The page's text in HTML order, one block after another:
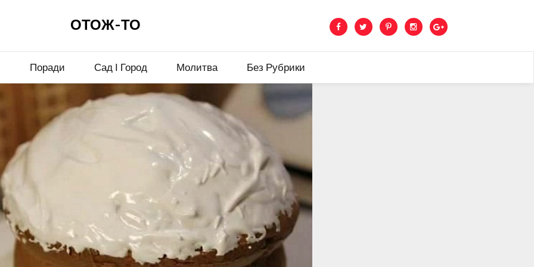
ОТОЖ-ТО
Поради Сад І Город Молитва Без Рубрики